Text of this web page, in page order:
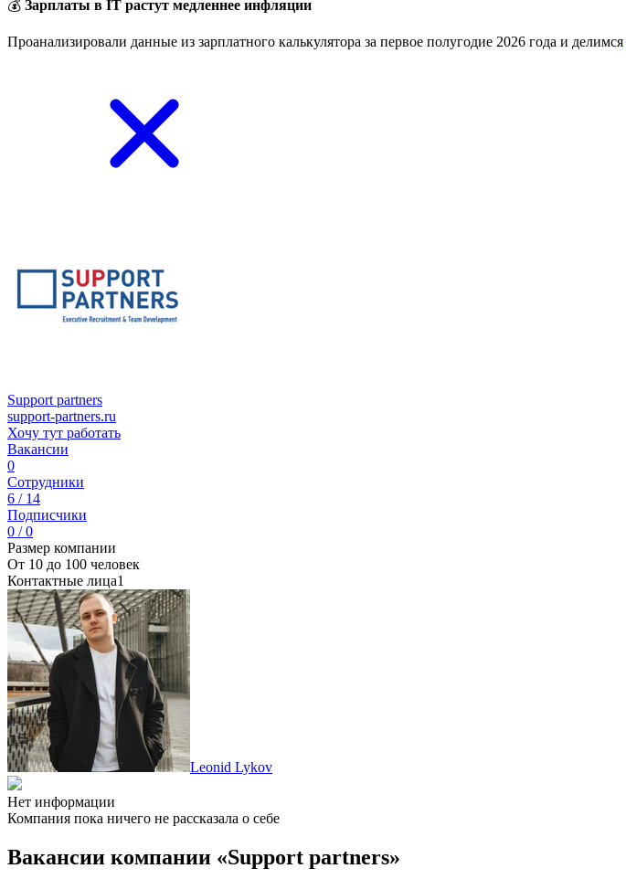
💰 Зарплаты в IT растут медленнее инфляции
Проанализировали данные из зарплатного калькулятора за первое полугодие 2026 года и делимся
Support partners
support-partners.ru
Хочу тут работать
Вакансии
0
Сотрудники
6 / 14
Подписчики
0 / 0
Размер компании
От 10 до 100 человек
Контактные лица1
Leonid Lykov
Нет информации
Компания пока ничего не рассказала о себе
Вакансии компании «Support partners»